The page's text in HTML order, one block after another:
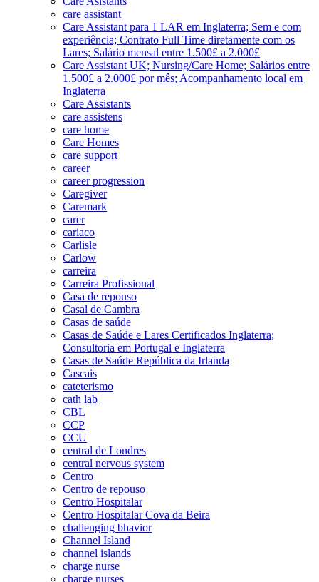
care assistant
Care Assistant para 1 LAR em Inglaterra; Sem e com
experiência; Contrato Full Time diretamente com os
Lares; Salário mensal entre 1.500£ a 2.000£
Care Assistant UK; Nursing/Care Home; Salários entre
1.500£ a 2.000£ por mês; Acompanhamento local em
Inglaterra
Care Assistants
care assistens
care home
Care Homes
care support
career
career progression
Caregiver
Caremark
carer
cariaco
Carlisle
Carlow
carreira
Carreira Profissional
Casa de repouso
Casal de Cambra
Casas de saúde
Casas de Saúde e Lares Certificados Inglaterra;
Consultoria em Portugal e Inglaterra
Casas de Saúde República da Irlanda
Cascais
cateterismo
cath lab
CBL
CCP
CCU
central de Londres
central nervous system
Centro
Centro de repouso
Centro Hospitalar
Centro Hospitalar Cova da Beira
challenging bhavior
Channel Island
channel islands
charge nurse
charge nurses